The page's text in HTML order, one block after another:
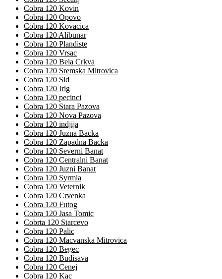
Cobra 120 Kovin
Cobra 120 Opovo
Cobra 120 Kovacica
Cobra 120 Alibunar
Cobra 120 Plandiste
Cobra 120 Vrsac
Cobra 120 Bela Crkva
Cobra 120 Sremska Mitrovica
Cobra 120 Sid
Cobra 120 Irig
Cobra 120 pecinci
Cobra 120 Stara Pazova
Cobra 120 Nova Pazova
Cobra 120 indjija
Cobra 120 Juzna Backa
Cobra 120 Zapadna Backa
Cobra 120 Severni Banat
Cobra 120 Centralni Banat
Cobra 120 Juzni Banat
Cobra 120 Syrmia
Cobra 120 Veternik
Cobra 120 Crvenka
Cobra 120 Futog
Cobra 120 Jasa Tomic
Cobrta 120 Starcevo
Cobra 120 Palic
Cobra 120 Macvanska Mitrovica
Cobra 120 Begec
Cobra 120 Budisava
Cobra 120 Cenej
Cobra 120 Kac